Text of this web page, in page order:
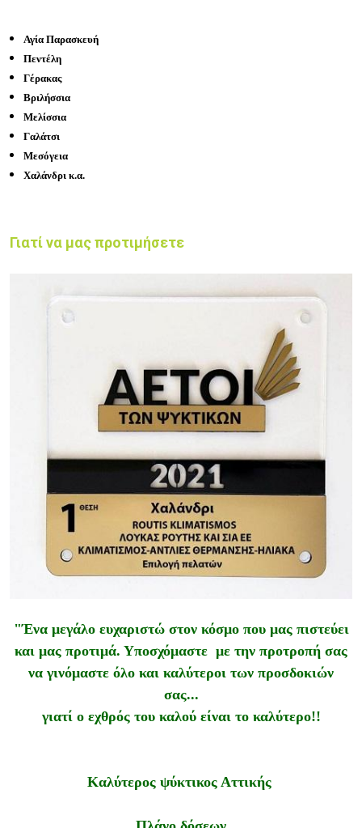
Αγία Παρασκευή
Πεντέλη
Γέρακας
Βριλήσσια
Μελίσσια
Γαλάτσι
Μεσόγεια
Χαλάνδρι κ.α.
Γιατί να μας προτιμήσετε
"Ένα μεγάλο ευχαριστώ στον κόσμο που μας πιστεύει
και μας προτιμά. Υποσχόμαστε με την προτροπή σας
να γινόμαστε όλο και καλύτεροι των προσδοκιών
σας...
γιατί ο εχθρός του καλού είναι το καλύτερο!!
Καλύτερος ψύκτικος Αττικής